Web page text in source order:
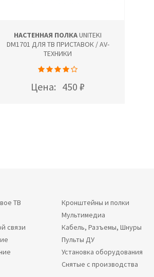
НАСТЕННАЯ ПОЛКАUNITEKI
DM1701 ДЛЯ ТВ ПРИСТАВОК / AV-
ТЕХНИКИ
Цена: 450 ₽
ТВ
связи
Кронштейны и полки
Мультимедиа
Кабель, Разъемы, Шнуры
Пульты ДУ
Установка оборудования
Снятые с производства